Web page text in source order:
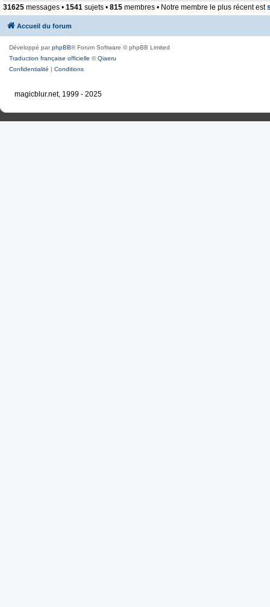
31625 messages • 1541 sujets • 815 membres • Notre membre le plus récent est
Accueil du forum
Développé parphpBB® Forum Software © phpBB Limited
Traduction française officielle ©Qiaeru
Confidentialité | Conditions
magicblur.net, 1999 - 2025